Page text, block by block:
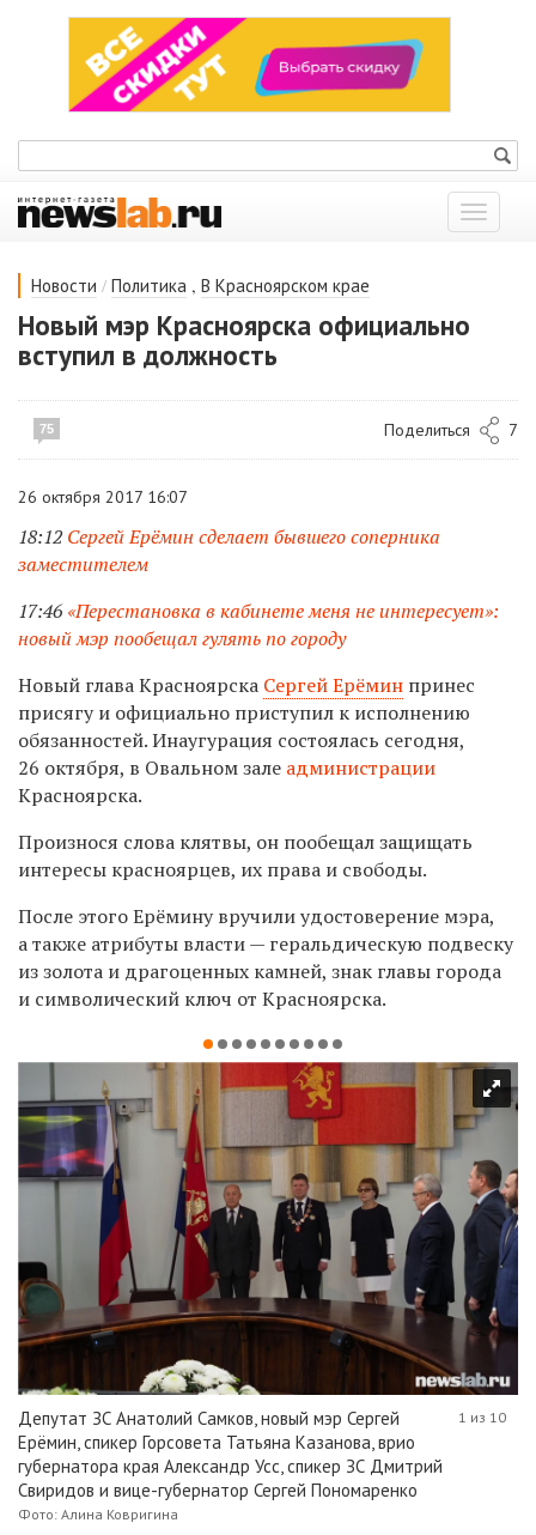
Показать
меню
Новости / Политика , В Красноярском крае
Новый мэр Красноярска официально
вступил в должность
75 Поделиться 7
26 октября 2017 16:07
18:12Сергей Ерёмин сделает бывшего соперника
заместителем
17:46«Перестановка в кабинете меня не интересует»:
новый мэр пообещал гулять по городу
Новый глава Красноярска Сергей Ерёмин принес
присягу и официально приступил к исполнению
обязанностей. Инаугурация состоялась сегодня,
26 октября, в Овальном зале администрации
Красноярска.
Произнося слова клятвы, он пообещал защищать
интересы красноярцев, их права и свободы.
После этогоЕрёминувручили удостоверение мэра,
а также атрибуты власти — геральдическую подвеску
из золота и драгоценных камней, знак главы города
и символический ключ от Красноярска.
Депутат ЗС Анатолий Самков, новый мэр Сергей
Ерёмин, спикер Горсовета Татьяна Казанова, врио
губернатора края Александр Усс, спикер ЗС Дмитрий
Свиридов и вице-губернатор Сергей Пономаренко
Фото: Алина Ковригина
1 из 10